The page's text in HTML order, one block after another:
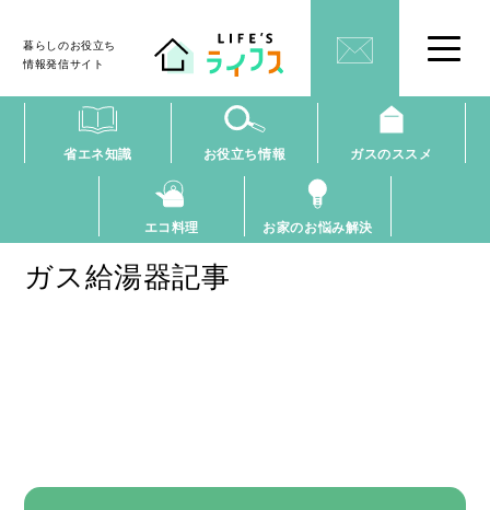
暮らしのお役立ち
情報発信サイト
省エネ知識 お役立ち情報 ガスのススメ
エコ料理 お家のお悩み解決
ガス給湯器記事